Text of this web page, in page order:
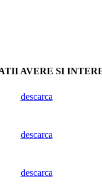
AVERE SI
descarca
descarca
descarca